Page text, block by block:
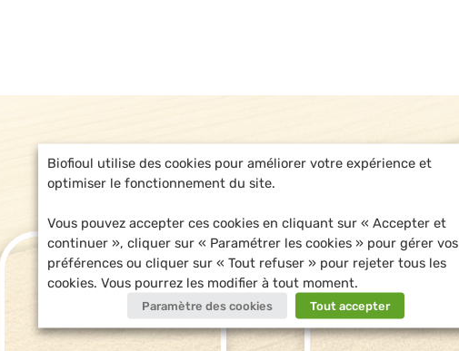
Biofioul utilise des cookies pour améliorer votre expérience et
optimiser le fonctionnement du site.
Vous pouvez accepter ces cookies en cliquant sur « Accepter et
continuer », cliquer sur « Paramétrer les cookies » pour gérer vos
préférences ou cliquer sur « Tout refuser » pour rejeter tous les
cookies. Vous pourrez les modifier à tout moment.
Paramètre des cookies Tout accepter